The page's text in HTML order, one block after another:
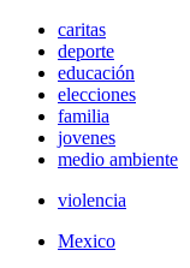
caritas
deporte
educación
elecciones
familia
jovenes
medio ambiente
violencia
Mexico